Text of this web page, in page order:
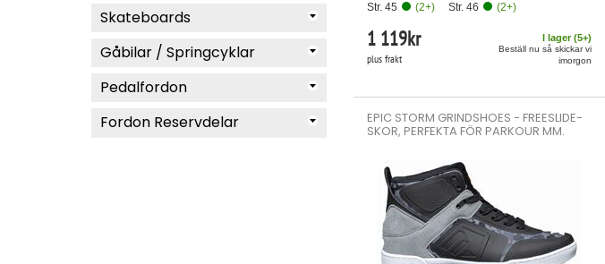
Skateboards
Gåbilar / Springcyklar
Pedalfordon
Fordon Reservdelar
Str. 45
(2+) Str. 46 (2+)
1 119kr
plus frakt
I lager (5+)
Beställ nu så skickar vi
imorgon
EPIC STORM GRINDSHOES - FREESLIDE-
SKOR, PERFEKTA FÖR PARKOUR MM.